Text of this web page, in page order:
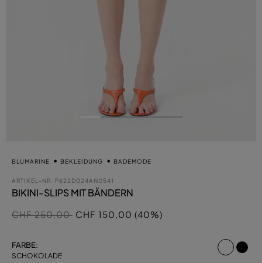
BLUMARINE BEKLEIDUNG BADEMODE
ARTIKEL-NR. P622D024AN0541
BIKINI-SLIPS MIT BÄNDERN
Preis reduziert von
CHF 250,00auf
CHF 150,00 (40%)
FARBE:
SCHOKOLADE